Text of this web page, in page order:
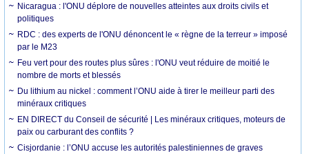
Nicaragua : l'ONU déplore de nouvelles atteintes aux droits civils et
politiques
RDC : des experts de l'ONU dénoncent le « règne de la terreur » imposé
par le M23
Feu vert pour des routes plus sûres : l'ONU veut réduire de moitié le
nombre de morts et blessés
Du lithium au nickel : comment l’ONU aide à tirer le meilleur parti des
minéraux critiques
EN DIRECT du Conseil de sécurité | Les minéraux critiques, moteurs de
paix ou carburant des conflits ?
Cisjordanie : l’ONU accuse les autorités palestiniennes de graves